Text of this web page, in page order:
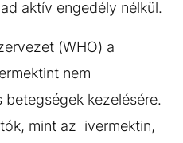
aktív engedély nélkül.
(WHO) a
nem
kezelésére.
mint az ivermektin,